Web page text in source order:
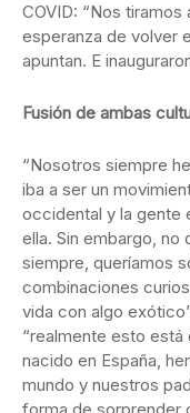
COVID: “Nos
esperanza de volver
apuntan. E
Fusión de ambas
“Nosotros siempre
iba a ser un
occidental y la gente
ella. Sin embargo,
siempre, queríamos
combinaciones
vida con algo
“realmente esto
nacido en España,
mundo y nuestros